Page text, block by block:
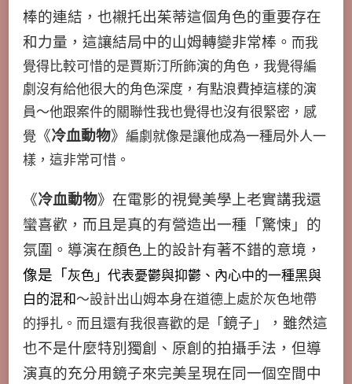
棒的連結，也襯托出茱蒂這個角色的重要存在
和力量，這讓結局中的山姆轉變非常棒。 而我
覺得比較可惜的是賈斯汀所飾演的角色，我覺得編
劇沒有給他很大的角色深度，有點浪費掉這樣的演
員～他跟案件的關聯性我也覺得也沒有很緊密，感
覺 《冷血動物》 編劇就像是讓他成為一種局外人一
樣，這非常可惜。
《冷血動物》在電影的視覺美學上老實講我還
蠻喜歡，而且是真的有營造出一種「驚悚」的
氛圍。導演在顏色上的設計有著不錯的意境，
像是「 灰色」代表憂鬱與抑鬱、內心中的一種黑與
白的混和～設計出山姆本身在道德上處於灰色地帶
的掙扎。而且還有我很喜歡的是「鏡子」，雖然這
也不是什麼特別獨創、原創的拍攝手法，但導
演真的充分用鏡子來完美呈現在同一個空間中